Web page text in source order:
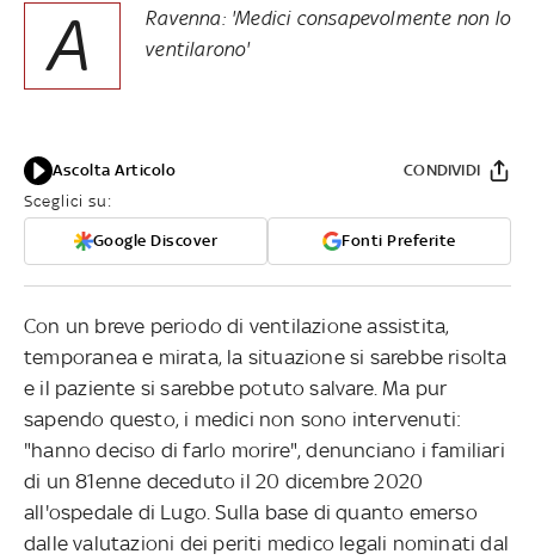
A
Ravenna: 'Medici consapevolmente non lo
ventilarono'
Ascolta Articolo
Sceglici su:
Google Discover Fonti Preferite
CONDIVIDI
Con un breve periodo di ventilazione assistita,
temporanea e mirata, la situazione si sarebbe risolta
e il paziente si sarebbe potuto salvare. Ma pur
sapendo questo, i medici non sono intervenuti:
"hanno deciso di farlo morire", denunciano i familiari
di un 81enne deceduto il 20 dicembre 2020
all'ospedale di Lugo. Sulla base di quanto emerso
dalle valutazioni dei periti medico legali nominati dal